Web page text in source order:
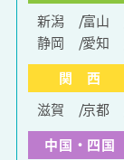
新潟
富山
静岡
愛知
関 西
滋賀
京都
中国・四国